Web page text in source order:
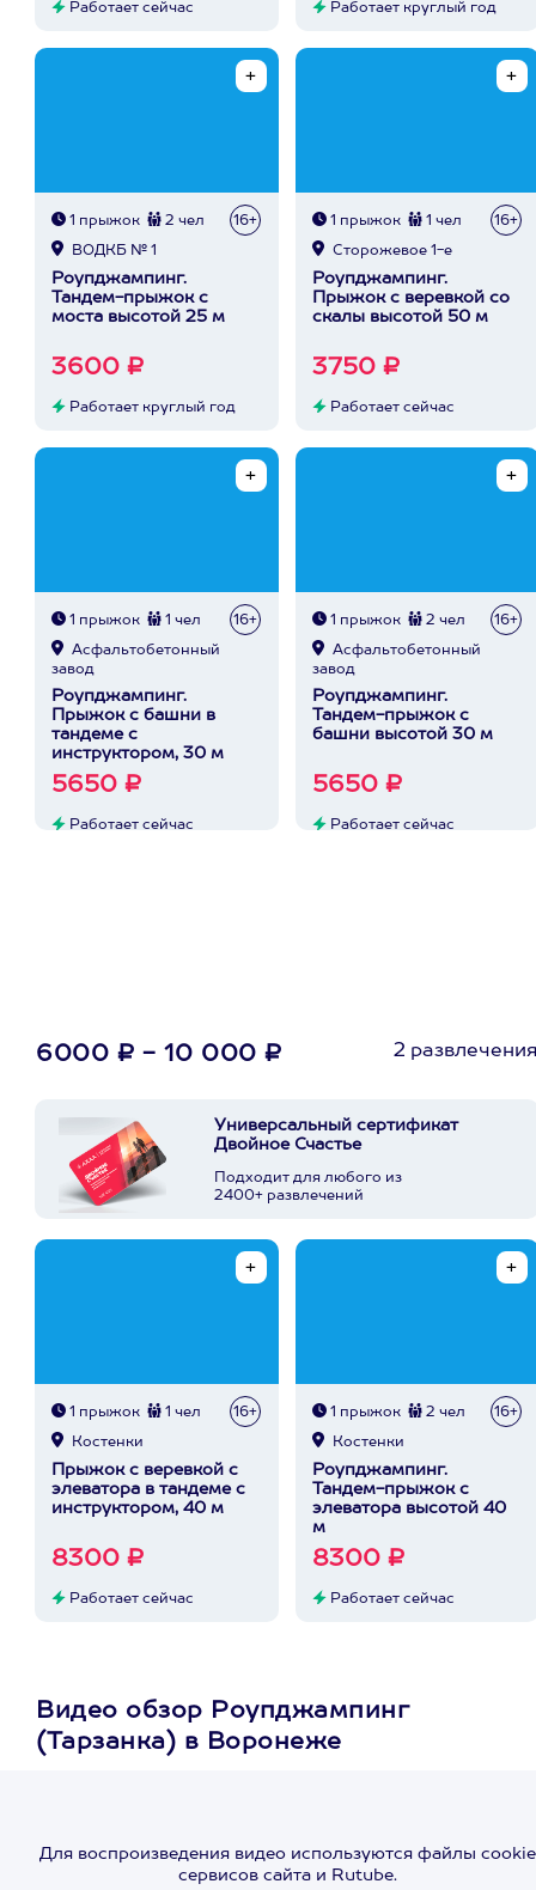
Работает сейчас Работает круглый год
1 прыжок 2 чел 16+
ВОДКБ № 1
Роупджампинг.
Тандем-прыжок с
моста высотой 25 м
3600 ₽
Работает круглый год
1 прыжок 1 чел 16+
Сторожевое 1-е
Роупджампинг.
Прыжок с веревкой со
скалы высотой 50 м
3750 ₽
Работает сейчас
1 прыжок 1 чел 16+
Асфальтобетонный
завод
Роупджампинг.
Прыжок с башни в
тандеме с
инструктором, 30 м
5650 ₽
Работает сейчас
1 прыжок 2 чел 16+
Асфальтобетонный
завод
Роупджампинг.
Тандем-прыжок с
башни высотой 30 м
5650 ₽
Работает сейчас
6000 ₽ - 10 000 ₽ 2
Универсальный сертификат
Двойное Счастье
Подходит для любого из
2400+ развлечений
1 прыжок 1 чел 16+
Костенки
Прыжок с веревкой с
элеватора в тандеме с
инструктором, 40 м
8300 ₽
Работает сейчас
1 прыжок 2 чел 16+
Костенки
Роупджампинг.
Тандем-прыжок с
элеватора высотой 40
м
8300 ₽
Работает сейчас
Видео обзор Роупджампинг
(Тарзанка) в Воронеже
Для воспроизведения видео используются файлы cookie
сервисов сайта и Rutube.